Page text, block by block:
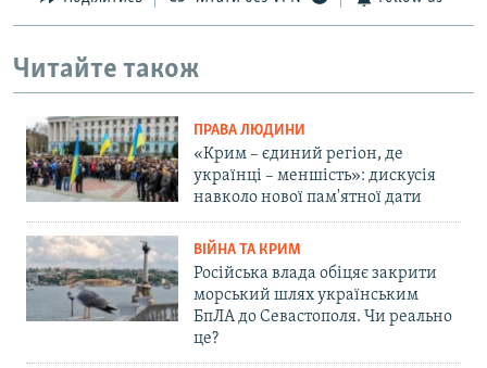
Читайте також
ПРАВА ЛЮДИНИ
«Крим – єдиний регіон, де
українці – меншість»: дискусія
навколо нової пам'ятної дати
ВІЙНА ТА КРИМ
Російська влада обіцяє закрити
морський шлях українським
БпЛА до Севастополя. Чи реально
це?